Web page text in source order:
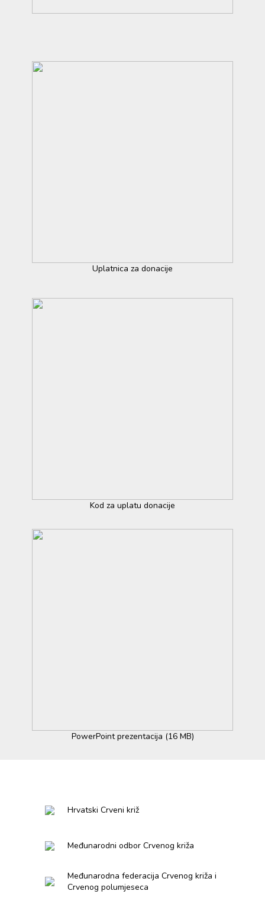
Uplatnica za donacije
Kod za uplatu donacije
PowerPoint prezentacija (16 MB)
Hrvatski Crveni križ
Međunarodni odbor Crvenog križa
Međunarodna federacija Crvenog križa i
Crvenog polumjeseca